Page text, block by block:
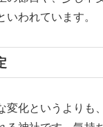
いわれています。
変化というよりも